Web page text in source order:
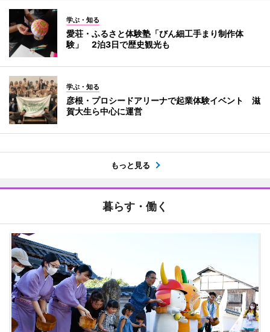
学ぶ・知る
愛荘・ふるさと体験塾「びん細工手まり制作体
験」 2泊3日で歴史観光も
学ぶ・知る
彦根・プロシードアリーナで起業体験イベント 滋
賀大生ら中心に運営
もっと見る
暮らす・働く